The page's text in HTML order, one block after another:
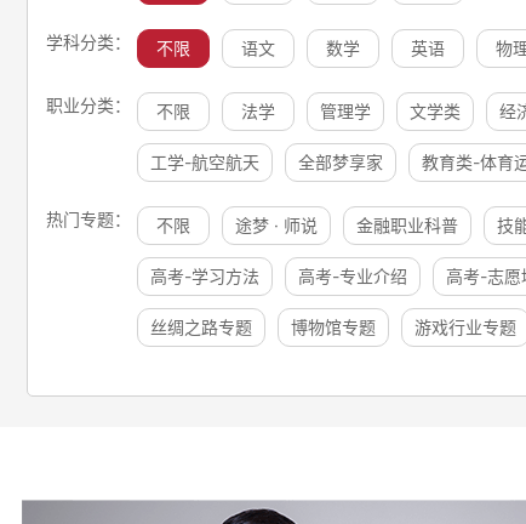
学科分类： 不限 语文 数学 英语 物
职业分类： 不限 法学 管理学 文学类 经
工学-航空航天 全部梦享家 教育类-体育
热门专题： 不限 途梦 · 师说 金融职业科普 技
高考-学习方法 高考-专业介绍 高考-志愿
丝绸之路专题 博物馆专题 游戏行业专题